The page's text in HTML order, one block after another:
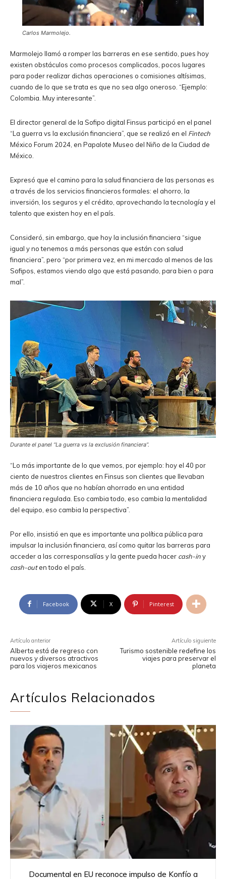
Carlos Marmolejo.
Marmolejo llamó a romper las barreras en ese sentido, pues hoy
existen obstáculos como procesos complicados, pocos lugares
para poder realizar dichas operaciones o comisiones altísimas,
cuando de lo que se trata es que no sea algo oneroso. “Ejemplo:
Colombia. Muy interesante”.
El director general de la Sofipo digital Finsus participó en el panel
“La guerra vs la exclusión financiera”, que se realizó en el Fintech
México Forum 2024, en Papalote Museo del Niño de la Ciudad de
México.
Expresó que el camino para la salud financiera de las personas es
a través de los servicios financieros formales: el ahorro, la
inversión, los seguros y el crédito, aprovechando la tecnología y el
talento que existen hoy en el país.
Consideró, sin embargo, que hoy la inclusión financiera “sigue
igual y no tenemos a más personas que están con salud
financiera”, pero “por primera vez, en mi mercado al menos de las
Sofipos, estamos viendo algo que está pasando, para bien o para
mal”.
Durante el panel “La guerra vs la exclusión financiera”.
“Lo más importante de lo que vemos, por ejemplo: hoy el 40 por
ciento de nuestros clientes en Finsus son clientes que llevaban
más de 10 años que no habían ahorrado en una entidad
financiera regulada. Eso cambia todo, eso cambia la mentalidad
del equipo, eso cambia la perspectiva”.
Por ello, insistió en que es importante una política pública para
impulsar la inclusión financiera, así como quitar las barreras para
acceder a las corresponsalías y la gente pueda hacer cash-iny
cash-outen todo el país.
Facebook X Pinterest
Artículo anterior
Alberta está de regreso con
nuevos y diversos atractivos
para los viajeros mexicanos
Artículo siguiente
Turismo sostenible redefine los
viajes para preservar el
planeta
Artículos Relacionados
Documental en EU reconoce impulso de Konfío a